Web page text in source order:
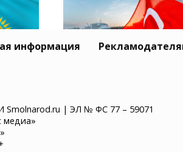
на
и Киев обеспечить
информация
Smolnarod.ru | ЭЛ № ФС 77 – 59071
медиа»